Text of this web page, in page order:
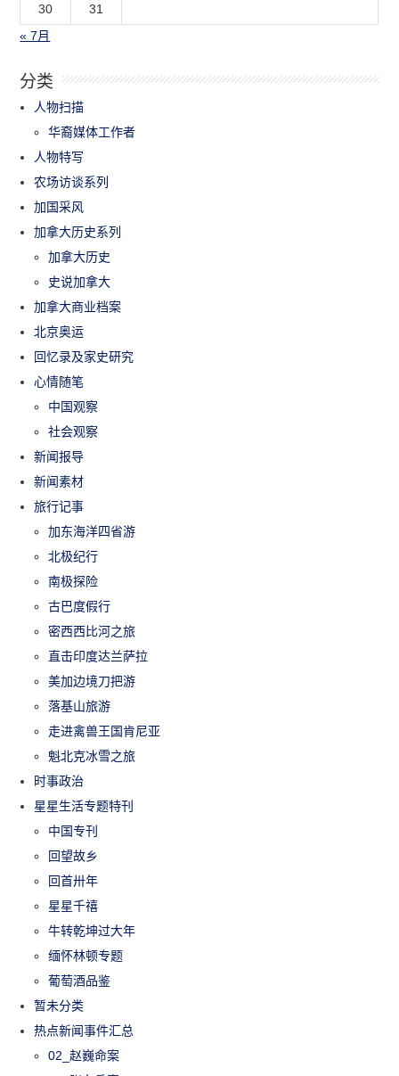
30
31
« 7月
分类
人物扫描
华裔媒体工作者
人物特写
农场访谈系列
加国采风
加拿大历史系列
加拿大历史
史说加拿大
加拿大商业档案
北京奥运
回忆录及家史研究
心情随笔
中国观察
社会观察
新闻报导
新闻素材
旅行记事
加东海洋四省游
北极纪行
南极探险
古巴度假行
密西西比河之旅
直击印度达兰萨拉
美加边境刀把游
落基山旅游
走进禽兽王国肯尼亚
魁北克冰雪之旅
时事政治
星星生活专题特刊
中国专刊
回望故乡
回首卅年
星星千禧
牛转乾坤过大年
缅怀林顿专题
葡萄酒品鉴
暂未分类
热点新闻事件汇总
02_赵巍命案